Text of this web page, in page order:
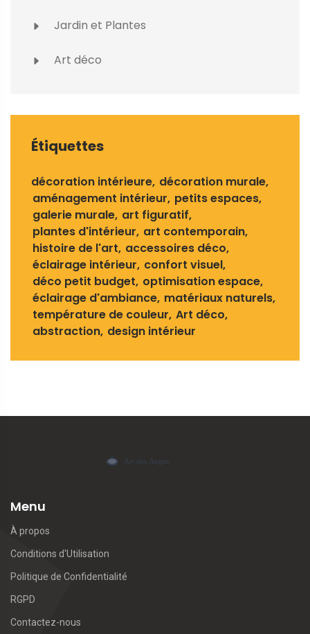
Jardin et Plantes
Art déco
Étiquettes
décoration intérieure décoration murale
aménagement intérieur petits espaces
galerie murale art figuratif
plantes d'intérieur art contemporain
histoire de l'art accessoires déco
éclairage intérieur confort visuel
déco petit budget optimisation espace
éclairage d'ambiance matériaux naturels
température de couleur Art déco
abstraction design intérieur
Menu
À propos
Conditions d'Utilisation
Politique de Confidentialité
RGPD
Contactez-nous